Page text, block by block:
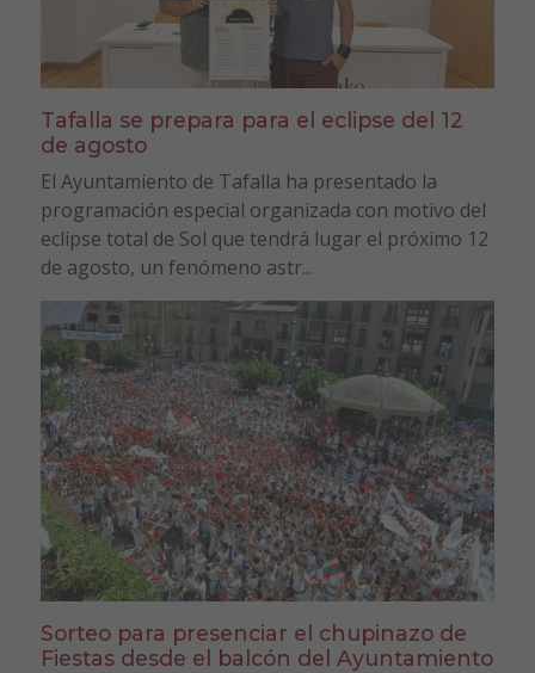
Tafalla se prepara para el eclipse del 12
de agosto
El Ayuntamiento de Tafalla ha presentado la
programación especial organizada con motivo del
eclipse total de Sol que tendrá lugar el próximo 12
de agosto, un fenómeno astr...
Sorteo para presenciar el chupinazo de
Fiestas desde el balcón del Ayuntamiento